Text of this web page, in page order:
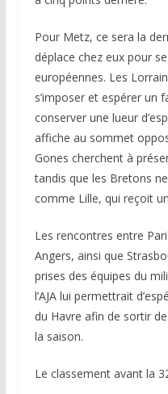
Pour Metz, ce sera la
déplace chez eux pour
européennes. Les
s’imposer et espérer un
conserver une lueur
affiche au sommet
Gones cherchent à
tandis que les Bretons
comme Lille, qui reçoit
Les rencontres entre
Angers, ainsi que
prises des équipes du
l’AJA lui permettrait
du Havre afin de sortir
la saison.
Le classement avant la